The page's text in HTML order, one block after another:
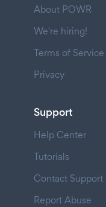
About POWR
We're hiring!
Terms of Service
Privacy
Support
Help Center
Tutorials
Contact Support
Report Abuse